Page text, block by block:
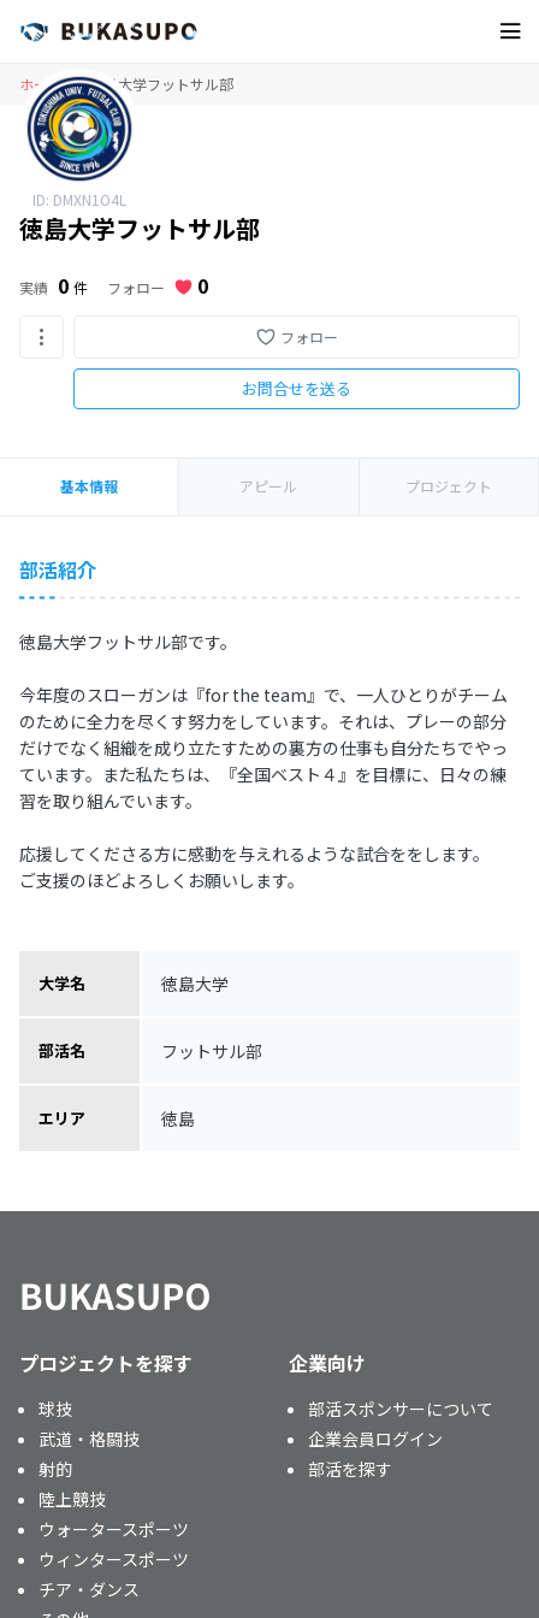
ホーム 徳島大学フットサル部
ID: DMXN1O4L
徳島大学フットサル部
実績 0 件 フォロー 0
フォロー
お問合せを送る
基本情報 アピール プロジェクト
部活紹介
徳島大学フットサル部です。
今年度のスローガンは『for the team』で、一人ひとりがチーム
のために全力を尽くす努力をしています。それは、プレーの部分
だけでなく組織を成り立たすための裏方の仕事も自分たちでやっ
ています。また私たちは、『全国ベスト４』を目標に、日々の練
習を取り組んでいます。
応援してくださる方に感動を与えれるような試合ををします。
ご支援のほどよろしくお願いします。
大学名 徳島大学
部活名 フットサル部
エリア 徳島
プロジェクトを探す
球技
武道・格闘技
射的
陸上競技
ウォータースポーツ
ウィンタースポーツ
チア・ダンス
企業向け
部活スポンサーについて
企業会員ログイン
部活を探す